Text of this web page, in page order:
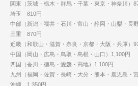
関東（茨城・栃木・群馬・千葉・東京・神奈川）
埼玉 810円
中部（新潟・福井・石川・富山・静岡・山梨・長
三重 870円
近畿（和歌山・滋賀・奈良・京都・大阪・兵庫）
中国（岡山・広島・鳥取・島根・山口）1,100円
四国（香川・徳島・愛媛・高地）1,100円
九州（福岡・佐賀・長崎・大分・熊本・鹿児島・
沖縄 1,350円